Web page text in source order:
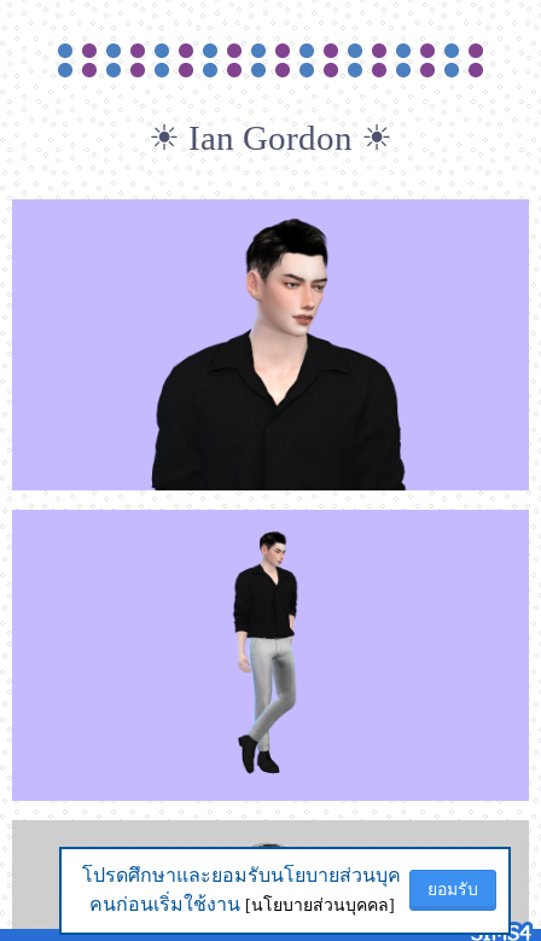
โปรดศึกษาและยอมรับนโยบายส่วนบุค
คนก่อนเริ่มใช้งาน [นโยบายส่วนบุคคล]
ยอมรับ
☀ Ian Gordon ☀
โปรดศึกษาและยอมรับนโยบายส่วนบุค
คนก่อนเริ่มใช้งาน [นโยบายส่วนบุคคล]
ยอมรับ